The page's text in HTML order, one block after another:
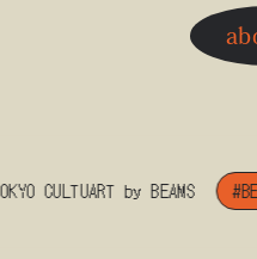
CULTUART by BEAMS